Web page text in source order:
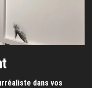
dans vos